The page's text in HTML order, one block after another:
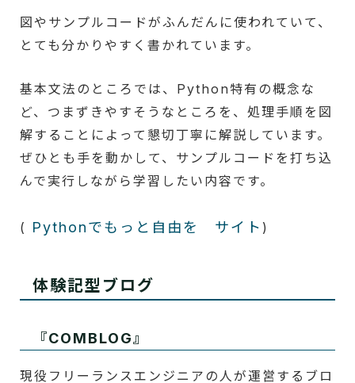
図やサンプルコードがふんだんに使われていて、
とても分かりやすく書かれています。
基本文法のところでは、Python特有の概念な
ど、つまずきやすそうなところを、処理手順を図
解することによって懇切丁寧に解説しています。
ぜひとも手を動かして、サンプルコードを打ち込
んで実行しながら学習したい内容です。
( Pythonでもっと自由を サイト )
体験記型ブログ
『COMBLOG』
現役フリーランスエンジニアの人が運営するブロ